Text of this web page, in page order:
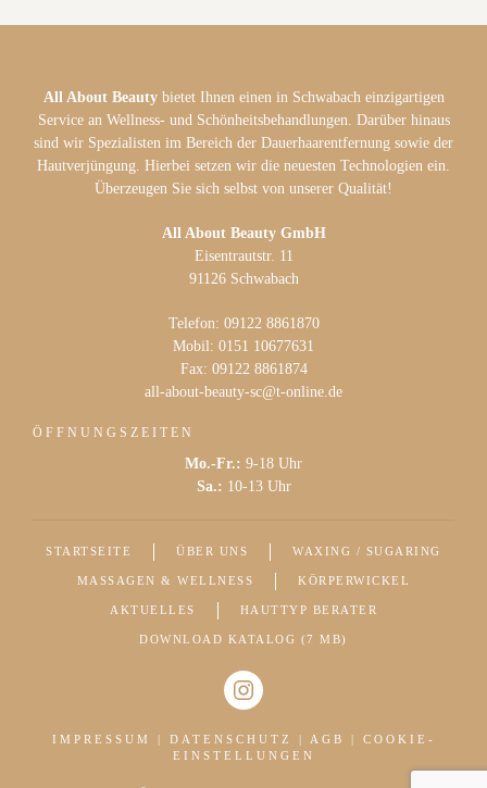
All About Beautybietet Ihnen einen in Schwabach einzigartigen
Service an Wellness- und Schönheitsbehandlungen. Darüber hinaus
sind wir Spezialisten im Bereich der Dauerhaarentfernung sowie der
Hautverjüngung. Hierbei setzen wir die neuesten Technologien ein.
Überzeugen Sie sich selbst von unserer Qualität!
All About Beauty GmbH
Eisentrautstr. 11
91126 Schwabach
Telefon: 09122 8861870
Mobil: 0151 10677631
Fax: 09122 8861874
all-about-beauty-sc@t-online.de
ÖFFNUNGSZEITEN
Mo.-Fr.: 9-18 Uhr
Sa.: 10-13 Uhr
STARTSEITE ÜBER UNS WAXING / SUGARING
MASSAGEN & WELLNESS KÖRPERWICKEL
AKTUELLES HAUTTYP BERATER
DOWNLOAD KATALOG (7 MB)
IMPRESSUM DATENSCHUTZ AGB
COOKIE-
EINSTELLUNGEN